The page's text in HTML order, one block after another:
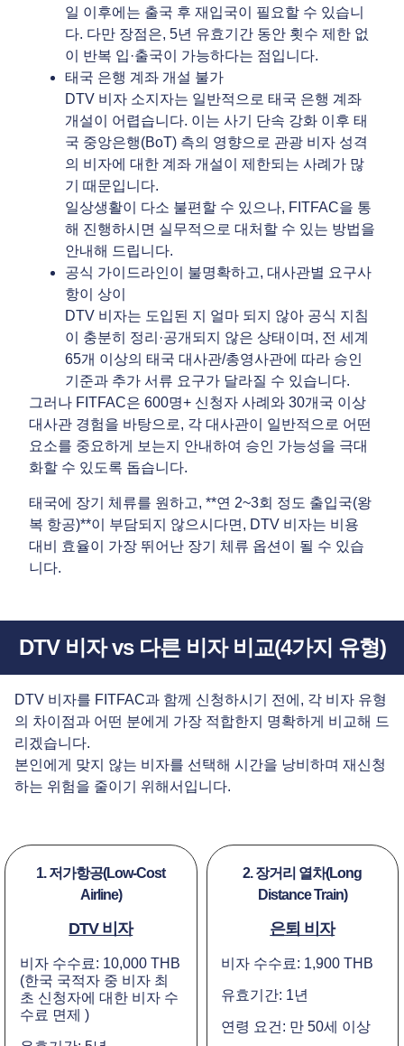
일 이후에는 출국 후 재입국이 필요할 수 있습니
다. 다만 장점은, 5년 유효기간 동안 횟수 제한 없
이 반복 입·출국이 가능하다는 점입니다.
태국 은행 계좌 개설 불가
DTV 비자 소지자는 일반적으로 태국 은행 계좌
개설이 어렵습니다. 이는 사기 단속 강화 이후 태
국 중앙은행(BoT) 측의 영향으로 관광 비자 성격
의 비자에 대한 계좌 개설이 제한되는 사례가 많
기 때문입니다.
일상생활이 다소 불편할 수 있으나, FITFAC을 통
해 진행하시면 실무적으로 대처할 수 있는 방법을
안내해 드립니다.
공식 가이드라인이 불명확하고, 대사관별 요구사
항이 상이
DTV 비자는 도입된 지 얼마 되지 않아 공식 지침
이 충분히 정리·공개되지 않은 상태이며, 전 세계
65개 이상의 태국 대사관/총영사관에 따라 승인
기준과 추가 서류 요구가 달라질 수 있습니다.
그러나 FITFAC은 600명+ 신청자 사례와 30개국 이상
대사관 경험을 바탕으로, 각 대사관이 일반적으로 어떤
요소를 중요하게 보는지 안내하여 승인 가능성을 극대
화할 수 있도록 돕습니다.
태국에 장기 체류를 원하고, **연 2~3회 정도 출입국(왕
복 항공)**이 부담되지 않으시다면, DTV 비자는 비용
대비 효율이 가장 뛰어난 장기 체류 옵션이 될 수 있습
니다.
DTV 비자 vs 다른 비자 비교(4가지 유형)
DTV 비자를 FITFAC과 함께 신청하시기 전에, 각 비자 유형
의 차이점과 어떤 분에게 가장 적합한지 명확하게 비교해 드
리겠습니다.
본인에게 맞지 않는 비자를 선택해 시간을 낭비하며 재신청
하는 위험을 줄이기 위해서입니다.
1. 저가항공(Low-Cost
Airline)
DTV 비자
비자 수수료: 10,000 THB
(한국 국적자 중 비자 최
초 신청자에 대한 비자 수
수료 면제 )
2. 장거리 열차(Long
Distance Train)
은퇴 비자
비자 수수료: 1,900 THB
유효기간: 1년
연령 요건: 만 50세 이상